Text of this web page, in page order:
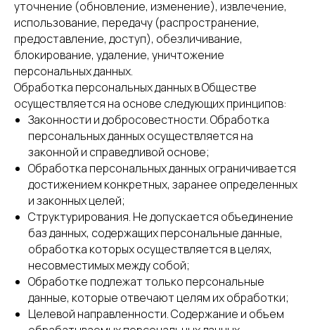
уточнение (обновление, изменение), извлечение,
использование, передачу (распространение,
предоставление, доступ), обезличивание,
блокирование, удаление, уничтожение
персональных данных.
Обработка персональных данных в Обществе
осуществляется на основе следующих принципов:
Законности и добросовестности. Обработка
персональных данных осуществляется на
законной и справедливой основе;
Обработка персональных данных ограничивается
достижением конкретных, заранее определенных
и законных целей;
Структурирования. Не допускается объединение
баз данных, содержащих персональные данные,
обработка которых осуществляется в целях,
несовместимых между собой;
Обработке подлежат только персональные
данные, которые отвечают целям их обработки;
Целевой направленности. Содержание и объем